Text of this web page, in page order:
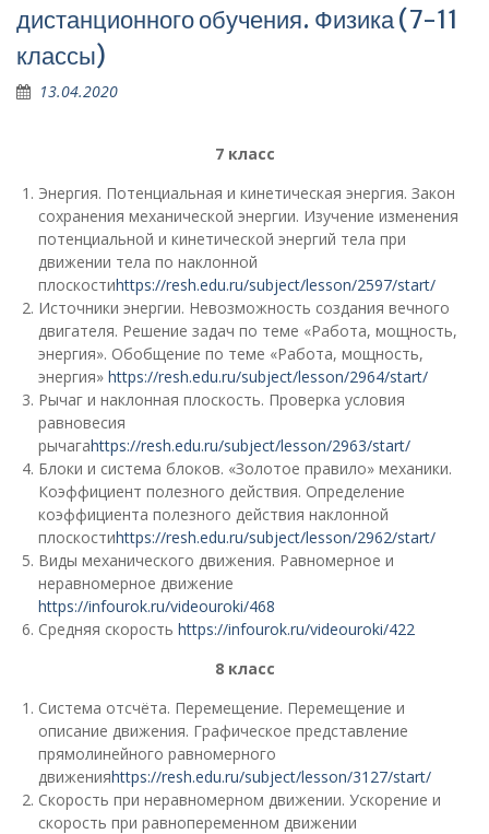
дистанционного обучения. Физика (7-11
классы)
13.04.2020
7 класс
Энергия. Потенциальная и кинетическая энергия. Закон
сохранения механической энергии. Изучение изменения
потенциальной и кинетической энергий тела при
движении тела по наклонной
плоскостиhttps://resh.edu.ru/subject/lesson/2597/start/
Источники энергии. Невозможность создания вечного
двигателя. Решение задач по теме «Работа, мощность,
энергия». Обобщение по теме «Работа, мощность,
энергия» https://resh.edu.ru/subject/lesson/2964/start/
Рычаг и наклонная плоскость. Проверка условия
равновесия
рычагаhttps://resh.edu.ru/subject/lesson/2963/start/
Блоки и система блоков. «Золотое правило» механики.
Коэффициент полезного действия. Определение
коэффициента полезного действия наклонной
плоскостиhttps://resh.edu.ru/subject/lesson/2962/start/
Виды механического движения. Равномерное и
неравномерное движение
https://infourok.ru/videouroki/468
Средняя скорость https://infourok.ru/videouroki/422
8 класс
Система отсчёта. Перемещение. Перемещение и
описание движения. Графическое представление
прямолинейного равномерного
движенияhttps://resh.edu.ru/subject/lesson/3127/start/
Скорость при неравномерном движении. Ускорение и
скорость при равнопеременном движении